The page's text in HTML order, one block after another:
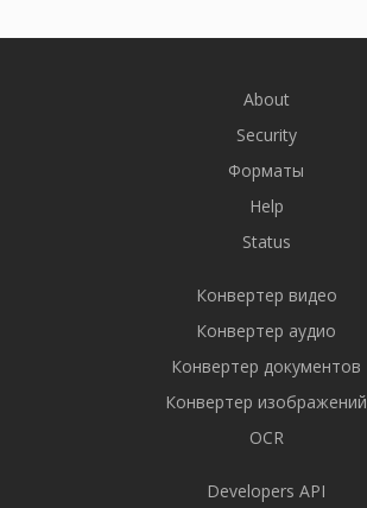
About
Security
Форматы
Help
Status
Конвертер видео
Конвертер аудио
Конвертер документов
Конвертер изображений
OCR
Developers API